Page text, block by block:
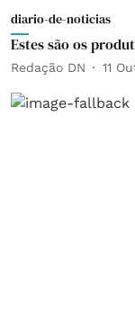
diario-de-noticias
Estes são os
Redação DN 11